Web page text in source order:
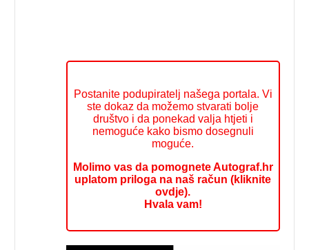
Postanite podupiratelj našega portala. Vi
ste dokaz da možemo stvarati bolje
društvo i da ponekad valja htjeti i
nemoguće kako bismo dosegnuli
moguće.
Molimo vas da pomognete Autograf.hr
uplatom priloga na naš račun (kliknite
ovdje).
Hvala vam!